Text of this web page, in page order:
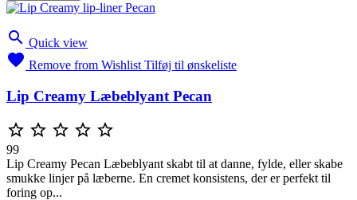
 Quick view
 Remove from Wishlist Tilføj til ønskeliste
Lip Creamy Læbeblyant Pecan
    
99
Lip Creamy Pecan Læbeblyant skabt til at danne, fylde, eller skabe
smukke linjer på læberne. En cremet konsistens, der er perfekt til
foring op...